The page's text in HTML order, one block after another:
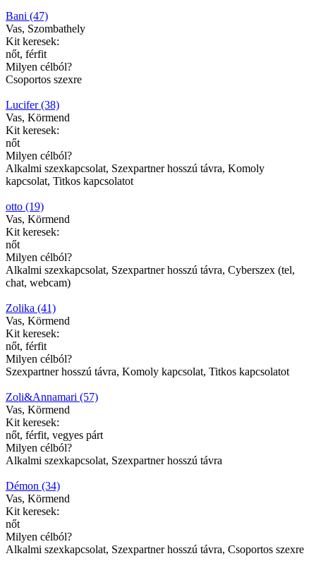
Bani (47)
Vas, Szombathely
Kit keresek:
nőt, férfit
Milyen célból?
Csoportos szexre
Lucifer (38)
Vas, Körmend
Kit keresek:
nőt
Milyen célból?
Alkalmi szexkapcsolat, Szexpartner hosszú távra, Komoly
kapcsolat, Titkos kapcsolatot
otto (19)
Vas, Körmend
Kit keresek:
nőt
Milyen célból?
Alkalmi szexkapcsolat, Szexpartner hosszú távra, Cyberszex (tel,
chat, webcam)
Zolika (41)
Vas, Körmend
Kit keresek:
nőt, férfit
Milyen célból?
Szexpartner hosszú távra, Komoly kapcsolat, Titkos kapcsolatot
Zoli&Annamari (57)
Vas, Körmend
Kit keresek:
nőt, férfit, vegyes párt
Milyen célból?
Alkalmi szexkapcsolat, Szexpartner hosszú távra
Démon (34)
Vas, Körmend
Kit keresek:
nőt
Milyen célból?
Alkalmi szexkapcsolat, Szexpartner hosszú távra, Csoportos szexre